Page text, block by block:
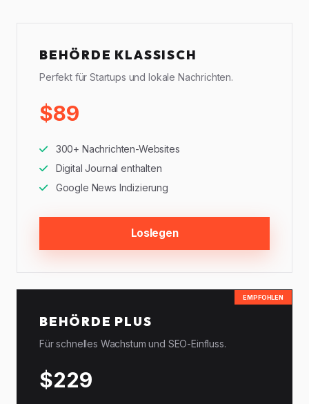
BEHÖRDE KLASSISCH
Perfekt für Startups und lokale Nachrichten.
$89
300+ Nachrichten-Websites
Digital Journal enthalten
Google News Indizierung
Loslegen
EMPFOHLEN
BEHÖRDE PLUS
Für schnelles Wachstum und SEO-Einfluss.
$229